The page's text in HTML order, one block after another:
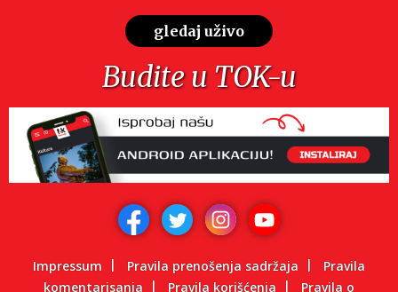
gledaj uživo
Budite u TOK-u
Impressum Pravila prenošenja sadržaja
Pravila
komentarisanja
Pravila korišćenja Pravila o